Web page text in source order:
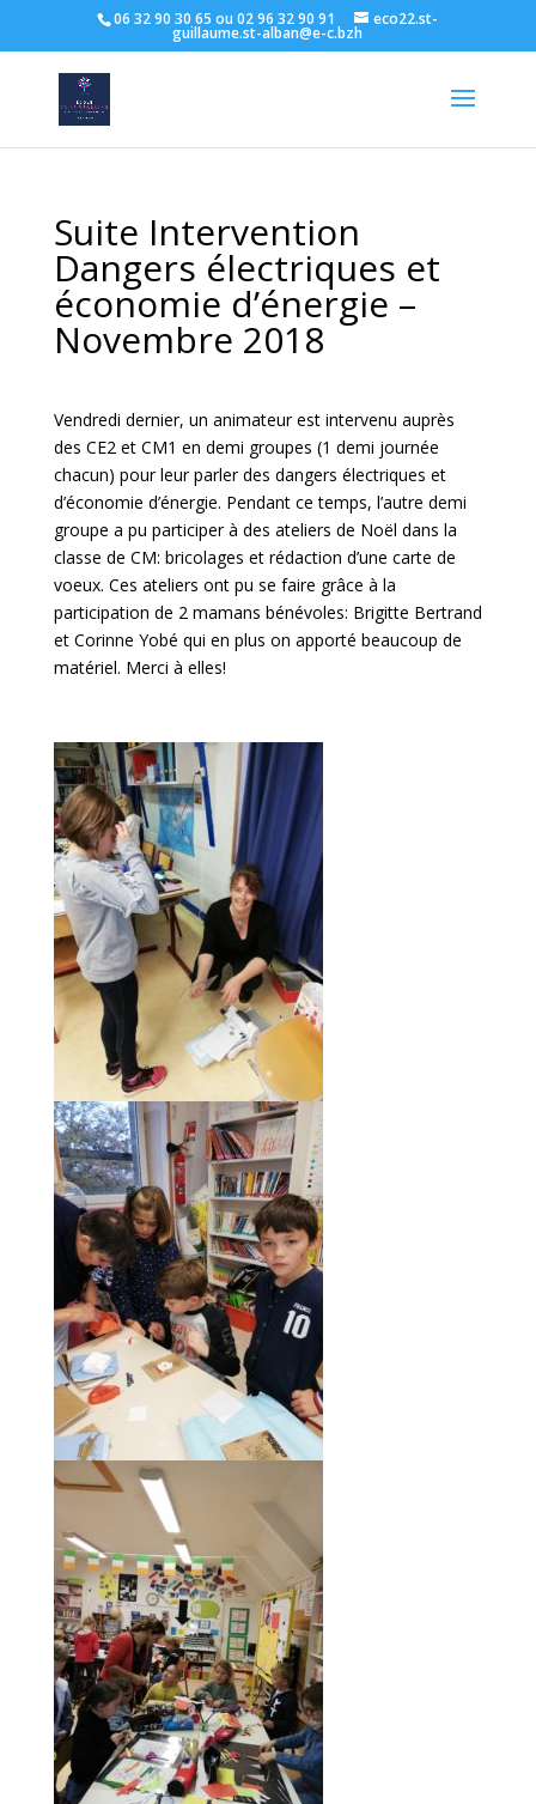
06 32 90 30 65 ou 02 96 32 90 91 eco22.st-
guillaume.st-alban@e-c.bzh
Suite Intervention
Dangers électriques et
économie d’énergie –
Novembre 2018
Vendredi dernier, un animateur est intervenu auprès
des CE2 et CM1 en demi groupes (1 demi journée
chacun) pour leur parler des dangers électriques et
d’économie d’énergie. Pendant ce temps, l’autre demi
groupe a pu participer à des ateliers de Noël dans la
classe de CM: bricolages et rédaction d’une carte de
voeux. Ces ateliers ont pu se faire grâce à la
participation de 2 mamans bénévoles: Brigitte Bertrand
et Corinne Yobé qui en plus on apporté beaucoup de
matériel. Merci à elles!